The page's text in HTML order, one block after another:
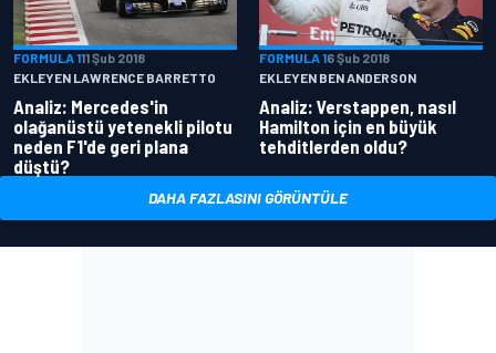
FORMULA 111 Şub 2018
EKLEYEN LAWRENCE BARRETTO
Analiz: Mercedes'in
olağanüstü yetenekli pilotu
neden F1'de geri plana
düştü?
FORMULA 16 Şub 2018
EKLEYEN BEN ANDERSON
Analiz: Verstappen, nasıl
Hamilton için en büyük
tehditlerden oldu?
DAHA FAZLASINI GÖRÜNTÜLE